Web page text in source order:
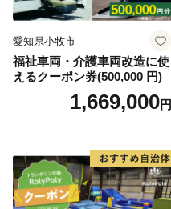
愛知県小牧市
福祉車両・介護車両改造に使
えるクーポン券(500,000 円)
1,669,000円